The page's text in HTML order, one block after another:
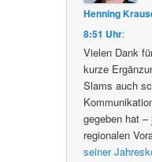
Henning
8:51 Uhr:
Vielen Dank
kurze
Slams auch
gegeben hat
regionalen
seiner